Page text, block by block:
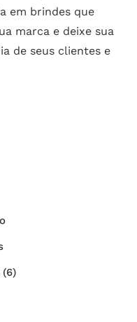
em brindes que
marca e deixe sua
de seus clientes e
(6)